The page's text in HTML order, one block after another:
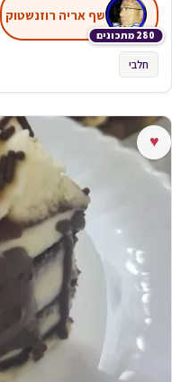
280 מתכונים
שף אריה רוזנשטוק
חלבי
♥